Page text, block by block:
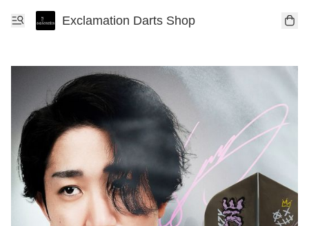
Exclamation Darts Shop